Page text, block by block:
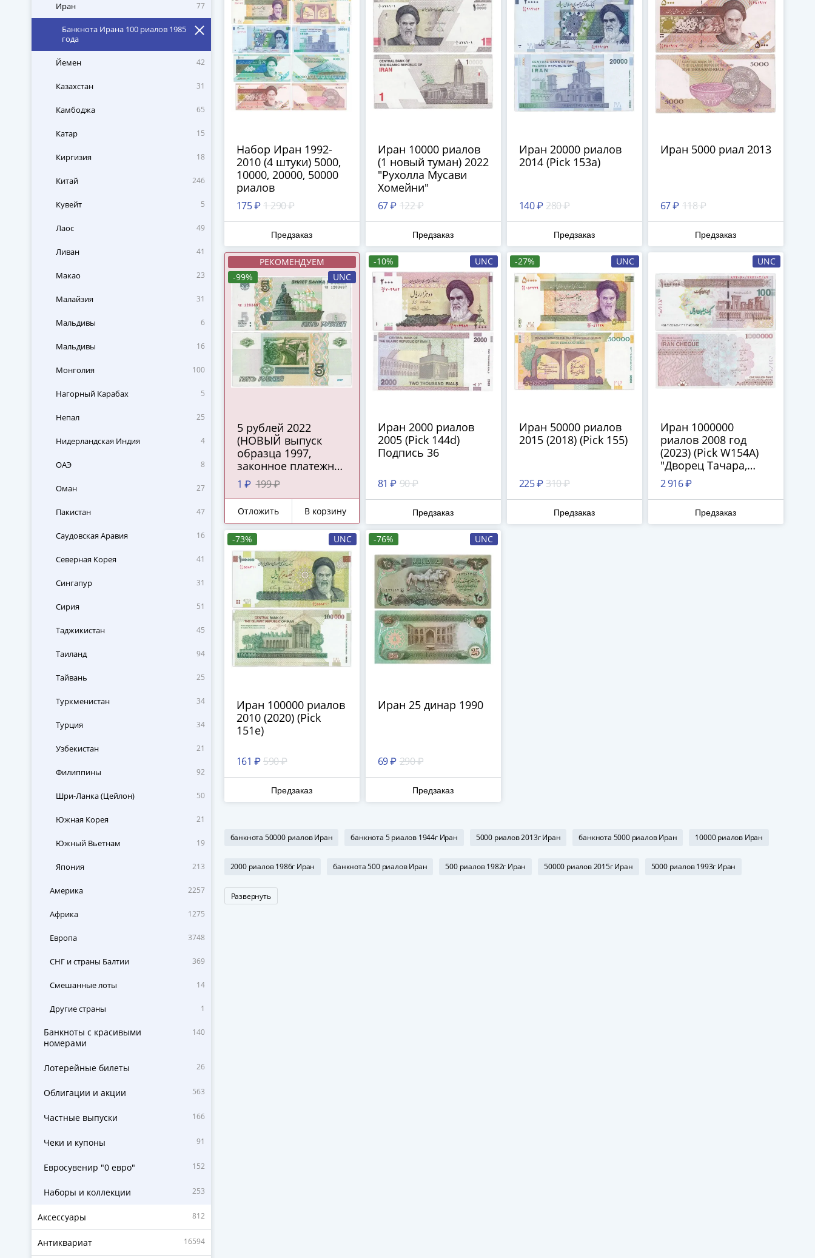
Иран
Банкнота Ирана 100 риалов 1985
года
77
Йемен 42
Казахстан 31
Камбоджа 65
Катар 15
Киргизия 18
Китай 246
Кувейт 5
Лаос 49
Ливан 41
Макао 23
Малайзия 31
Мальдивы 6
Мальдивы 16
Монголия 100
Нагорный Карабах 5
Непал 25
Нидерландская Индия 4
ОАЭ 8
Оман 27
Пакистан 47
Саудовская Аравия 16
Северная Корея 41
Сингапур 31
Сирия 51
Таджикистан 45
Таиланд 94
Тайвань 25
Туркменистан 34
Турция 34
Узбекистан 21
Филиппины 92
Шри-Ланка (Цейлон) 50
Южная Корея 21
Южный Вьетнам 19
Япония 213
Америка 2257
Африка 1275
Европа 3748
СНГ и страны Балтии 369
Смешанные лоты 14
Другие страны 1
Банкноты с красивыми
номерами
140
Лотерейные билеты 26
Облигации и акции 563
Частные выпуски 166
Чеки и купоны 91
Евросувенир "0 евро" 152
Наборы и коллекции 253
Аксессуары 812
Антиквариат 16594
Набор Иран 1992-
2010 (4 штуки) 5000,
10000, 20000, 50000
риалов
175 ₽ 1 290 ₽
Предзаказ
Иран 10000 риалов
(1 новый туман) 2022
"Рухолла Мусави
Хомейни"
67 ₽ 122 ₽
Предзаказ
Иран 20000 риалов
2014 (Pick 153а)
140 ₽ 280 ₽
Предзаказ
Иран 5000 риал 2013
67 ₽ 118 ₽
Предзаказ
РЕКОМЕНДУЕМ
-99%
UNC
5 рублей 2022
(НОВЫЙ выпуск
образца 1997,
законное платежное
средство ЦБ РФ)
ПРЕСС
1 ₽ 199 ₽
Отложить В корзину
-10% UNC
Иран 2000 риалов
2005 (Pick 144d)
Подпись 36
81 ₽ 90 ₽
Предзаказ
-27% UNC
Иран 50000 риалов
2015 (2018) (Pick 155)
225 ₽ 310 ₽
Предзаказ
UNC
Иран 1000000
риалов 2008 год
(2023) (Pick W154A)
"Дворец Тачара,
Персеполис" Сафдар
Хоссейни
2 916 ₽
Предзаказ
-73% UNC
Иран 100000 риалов
2010 (2020) (Pick
151e)
161 ₽ 590 ₽
Предзаказ
-76% UNC
Иран 25 динар 1990
69 ₽ 290 ₽
Предзаказ
банкнота 50000 риалов Иран банкнота 5 риалов 1944г Иран 5000 риалов 2013г Иран банкнота 5000 риалов Иран 10000 риалов Иран
2000 риалов 1986г Иран банкнота 500 риалов Иран 500 риалов 1982г Иран 50000 риалов 2015г Иран 5000 риалов 1993г Иран
Развернуть